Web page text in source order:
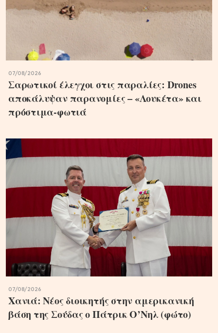
07/08/2026
Σαρωτικοί έλεγχοι στις παραλίες: Drones
αποκάλυψαν παρανομίες – «Λουκέτα» και
πρόστιμα-φωτιά
07/08/2026
Χανιά: Νέος διοικητής στην αμερικανική
βάση της Σούδας ο Πάτρικ Ο’Νηλ (φώτο)